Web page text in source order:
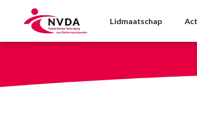
Doktersassistente
Lidmaatschap